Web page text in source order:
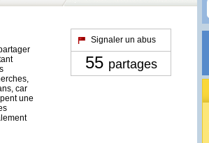
car
une
Signaler un abus
55 partages